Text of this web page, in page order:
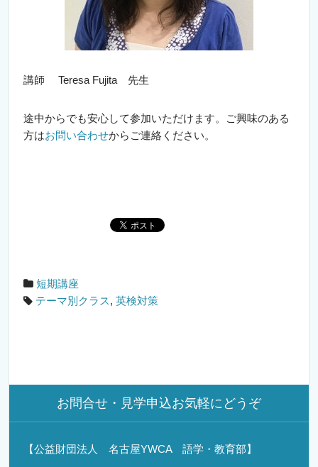
講師 Teresa Fujita 先生
途中からでも安心して参加いただけます。ご興味のある
方はお問い合わせからご連絡ください。
短期講座
テーマ別クラス, 英検対策
お問合せ・見学申込お気軽にどうぞ
【公益財団法人 名古屋YWCA 語学・教育部】